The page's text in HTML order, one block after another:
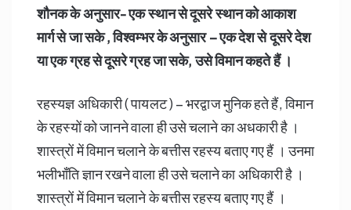
शौनक के अनुसार- एक स्थान से दूसरे स्थान को आकाश
मार्ग से जा सके , विश्वम्भर के अनुसार – एक देश से दूसरे देश
या एक ग्रह से दूसरे ग्रह जा सके, उसे विमान कहते हैं ।
रहस्यज्ञ अधिकारी ( पायलट ) – भरद्वाज मुनिक हते हैं, विमान
के रहस्यों को जानने वाला ही उसे चलाने का अधकारी है ।
शास्त्रों में विमान चलाने के बत्तीस रहस्य बताए गए हैं । उनमा
भलीभाँति ज्ञान रखने वाला ही उसे चलाने का अधिकारी है ।
शास्त्रों में विमान चलाने के बत्तीस रहस्य बताए गए हैं ।